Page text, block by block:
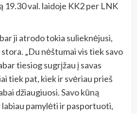
19.30 val. laidoje KK2 per LNK
ji atrodo tokia sulieknėjusi,
„Du nėštumai vis tiek savo
tiesiog sugrįžau į savas
tiek pat, kiek ir svėriau prieš
džiaugiuosi. Savo kūną
pamylėti ir pasportuoti,